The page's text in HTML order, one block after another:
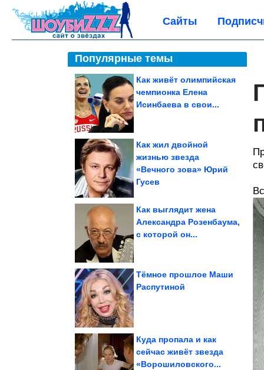
Сайты
Популярные темы
Как живёт олимпийская
чемпионка Елена
Исинбаева в свои...
Как жил двойной
жизнью звезда
«Вечного зова» Юрий
Гусев
Как выглядит жена
Александра Розенбаума,
с которой он...
Тёмное прошлое Маши
Распутиной
Куда пропала и как
сейчас живёт звезда
«Ворошиловского...